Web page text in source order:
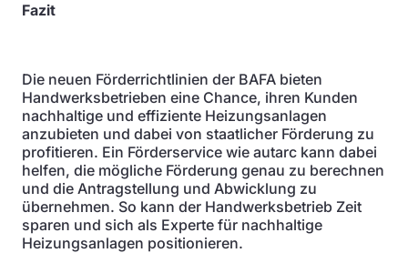
Fazit
Die neuen Förderrichtlinien der BAFA bieten
Handwerksbetrieben eine Chance, ihren Kunden
nachhaltige und effiziente Heizungsanlagen
anzubieten und dabei von staatlicher Förderung zu
profitieren. Ein Förderservice wie autarc kann dabei
helfen, die mögliche Förderung genau zu berechnen
und die Antragstellung und Abwicklung zu
übernehmen. So kann der Handwerksbetrieb Zeit
sparen und sich als Experte für nachhaltige
Heizungsanlagen positionieren.